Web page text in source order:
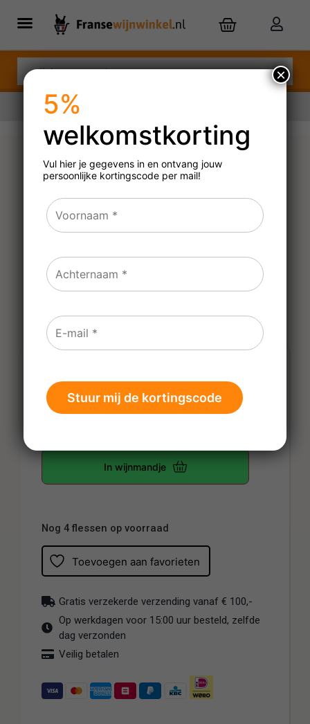
Gustave Lorentz Pinot
Blanc Réserve
2023
€12,15
Prijs per fles
In wijnmandje
Nog 4 flessen op voorraad
Toevoegen aan favorieten
Gratis verzekerde verzending vanaf € 100,-
Op werkdagen voor 15:00 uur besteld, zelfde
dag verzonden
Veilig betalen
5%
welkomstkorting
Vul hier je gegevens in en ontvang jouw
persoonlijke kortingscode per mail!
×